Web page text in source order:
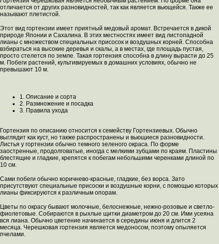
отличается от других разновидностей, так как является вьющейся. Также ее
называют плетистой.
Этот вид гортензии имеет приятный медовый аромат. Встречается в дикой
природе Японии и Сахалина. В этих местностях имеет вид листопадной
лианы с множеством специальных присосок и воздушных корней. Способна
взбираться на высокие деревья и скалы, а в местах, где площадь пустая,
просто стелется по земле. Такая гортензия способна в длину вырасти до 25
м. Побеги растений, культивируемых в домашних условиях, обычно не
превышают 10 м.
1. Описание и сорта
2. Размножение и посадка
3. Правила ухода
Гортензия по описанию относится к семейству Гортензиевых. Обычно
выглядит как куст, но также распространены и вьющиеся разновидности.
Листья у гортензии обычно темного зеленого окраса. По форме
заостренные, продолговатые, иногда с мелкими зубцами по краям. Пластины
блестящие и гладкие, крепятся к побегам небольшими черенками длиной по
10 см.
Сами побеги обычно коричнево-красные, гладкие, без ворса. Зато
присутствуют специальные присоски и воздушные корни, с помощью которых
лианы фиксируются к различным опорам.
Цветы по окрасу бывают молочные, белоснежные, нежно-розовые и светло-
фиолетовые. Собираются в рыхлые щитки диаметром до 20 см. Ими усеяна
вся лиана. Обычно цветение начинается в середины июня и длится 2
месяца. Черешковая гортензия является медоносом, поэтому опыляется
пчелами.